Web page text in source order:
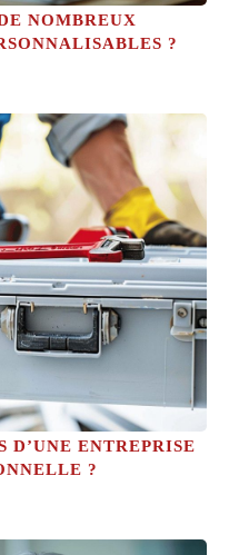
NOMBREUX
?
D’UNE ENTREPRISE
?